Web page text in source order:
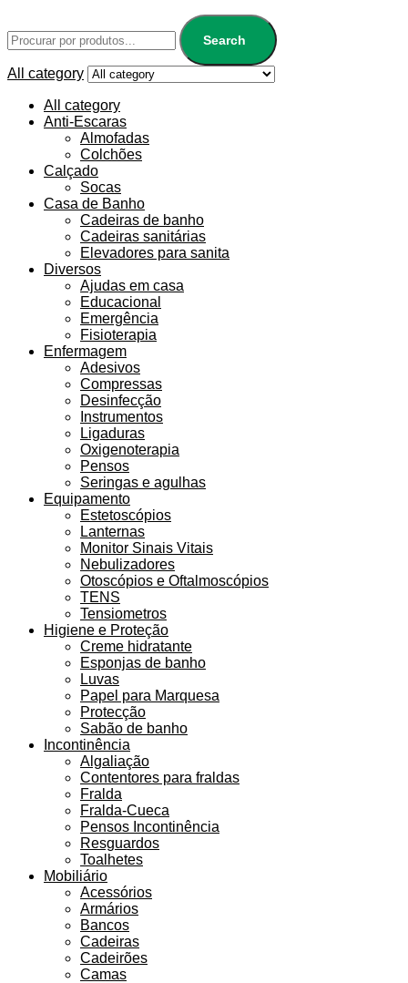
Search
All category
All category
Anti-Escaras
Almofadas
Colchões
Calçado
Socas
Casa de Banho
Cadeiras de banho
Cadeiras sanitárias
Elevadores para sanita
Diversos
Ajudas em casa
Educacional
Emergência
Fisioterapia
Enfermagem
Adesivos
Compressas
Desinfecção
Instrumentos
Ligaduras
Oxigenoterapia
Pensos
Seringas e agulhas
Equipamento
Estetoscópios
Lanternas
Monitor Sinais Vitais
Nebulizadores
Otoscópios e Oftalmoscópios
TENS
Tensiometros
Higiene e Proteção
Creme hidratante
Esponjas de banho
Luvas
Papel para Marquesa
Protecção
Sabão de banho
Incontinência
Algaliação
Contentores para fraldas
Fralda
Fralda-Cueca
Pensos Incontinência
Resguardos
Toalhetes
Mobiliário
Acessórios
Armários
Bancos
Cadeiras
Cadeirões
Camas